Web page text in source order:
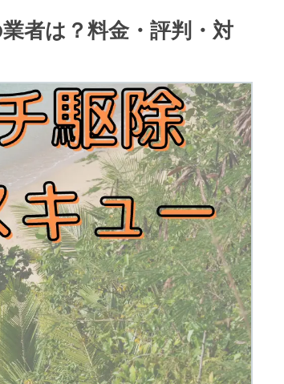
者は？料金・評判・対